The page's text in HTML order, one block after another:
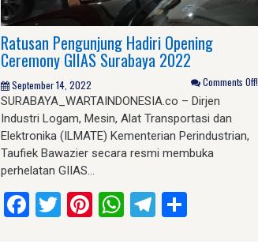
Ratusan Pengunjung Hadiri Opening
Ceremony GIIAS Surabaya 2022
September 14, 2022 Comments Off!
SURABAYA_WARTAINDONESIA.co – Dirjen
Industri Logam, Mesin, Alat Transportasi dan
Elektronika (ILMATE) Kementerian Perindustrian,
Taufiek Bawazier secara resmi membuka
perhelatan GIIAS…
Facebook
Twitter
Pinterest
WhatsApp
Telegram
Share